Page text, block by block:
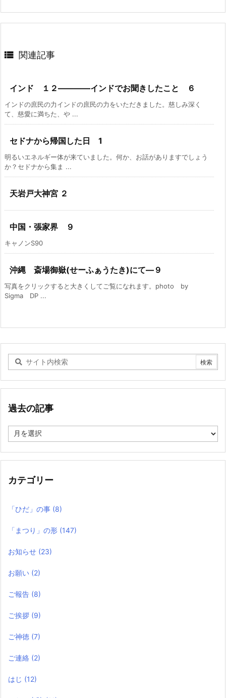
 関連記事
インド １２――――インドでお聞きしたこと ６
インドの庶民の力インドの庶民の力をいただきました。慈しみ深く
て、慈愛に満ちた、や ...
セドナから帰国した日 1
明るいエネルギー体が来ていました。何か、お話がありますでしょう
か？セドナから集ま ...
天岩戸大神宮 ２
中国・張家界 ９
キャノンS90
沖縄 斎場御嶽(せーふぁうたき)にて―９
写真をクリックすると大きくしてご覧になれます。photo by
Sigma DP ...
過去の記事
去
記
カテゴリー
「ひだ」の事 (8)
「まつり」の形 (147)
お知らせ (23)
お願い (2)
ご報告 (8)
ご挨拶 (9)
ご神徳 (7)
ご連絡 (2)
はじ (12)